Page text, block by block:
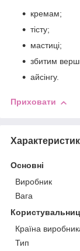
кремам;
тісту;
мастиці;
збитим
айсінгу.
Приховати
Основні
Виробник
Вага
Країна
Тип